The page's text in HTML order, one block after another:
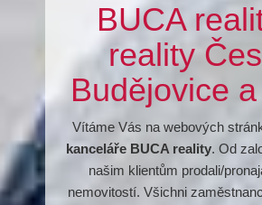
BUCA
reality
Budějovice
Vítáme Vás na webových
kanceláře BUCA reality. Od
našim klientům prodali/
nemovitostí. Všichni